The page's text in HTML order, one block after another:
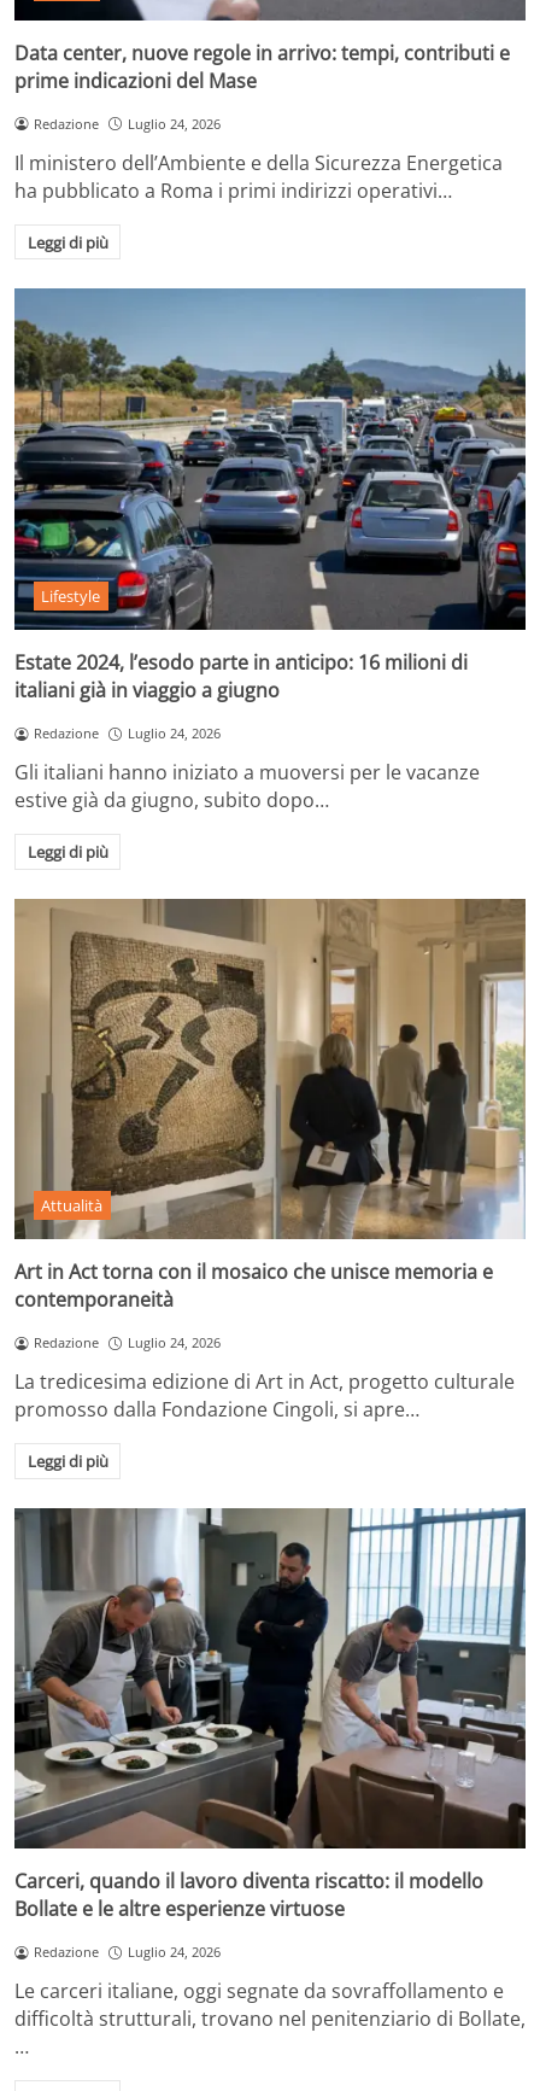
Data center, nuove regole in arrivo: tempi, contributi e
prime indicazioni del Mase
Redazione Luglio 24, 2026
Il ministero dell’Ambiente e della Sicurezza Energetica
ha pubblicato a Roma i primi indirizzi operativi…
Leggi di più
Lifestyle
Estate 2024, l’esodo parte in anticipo: 16 milioni di
italiani già in viaggio a giugno
Redazione Luglio 24, 2026
Gli italiani hanno iniziato a muoversi per le vacanze
estive già da giugno, subito dopo…
Leggi di più
Attualità
Art in Act torna con il mosaico che unisce memoria e
contemporaneità
Redazione Luglio 24, 2026
La tredicesima edizione di Art in Act, progetto culturale
promosso dalla Fondazione Cingoli, si apre…
Leggi di più
Carceri, quando il lavoro diventa riscatto: il modello
Bollate e le altre esperienze virtuose
Redazione Luglio 24, 2026
Le carceri italiane, oggi segnate da sovraffollamento e
difficoltà strutturali, trovano nel penitenziario di Bollate,
…